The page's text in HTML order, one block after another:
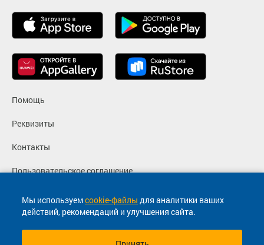
Мы используемcookie-файлы для аналитики ваших
действий, рекомендаций и улучшения сайта.
Помощь
Реквизиты
Контакты
Пользовательское соглашение
Политика конфиденциальности
Согласие на маркетинговые сообщения